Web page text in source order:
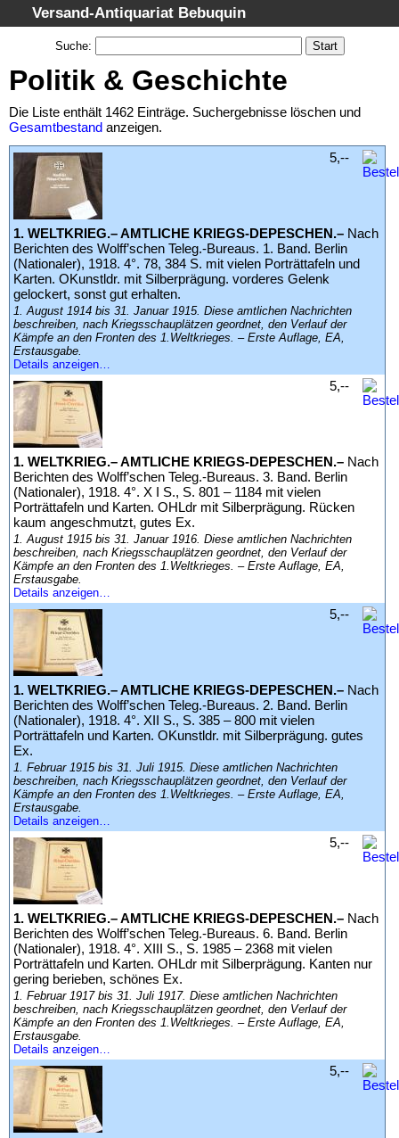
Versand-Antiquariat Bebuquin
Startseite
Suche
Schlagwörter
Suchergebnisse
Warenkorb
AGB
Widerruf
Datenschutz
Impressum
Suche:
Politik & Geschichte
Die Liste enthält 1462 Einträge. Suchergebnisse löschen und
Gesamtbestand anzeigen.
1. WELTKRIEG.– AMTLICHE KRIEGS-DEPESCHEN.– Nach
Berichten des Wolff’schen Teleg.-Bureaus. 1. Band. Berlin
(Nationaler), 1918. 4°. 78, 384 S. mit vielen Porträttafeln und
Karten. OKunstldr. mit Silberprägung. vorderes Gelenk
gelockert, sonst gut erhalten.
1. August 1914 bis 31. Januar 1915. Diese amtlichen Nachrichten
beschreiben, nach Kriegsschauplätzen geordnet, den Verlauf der
Kämpfe an den Fronten des 1.Weltkrieges. – Erste Auflage, EA,
Erstausgabe.
Details anzeigen…
5,--
1. WELTKRIEG.– AMTLICHE KRIEGS-DEPESCHEN.– Nach
Berichten des Wolff’schen Teleg.-Bureaus. 3. Band. Berlin
(Nationaler), 1918. 4°. X I S., S. 801 – 1184 mit vielen
Porträttafeln und Karten. OHLdr mit Silberprägung. Rücken
kaum angeschmutzt, gutes Ex.
1. August 1915 bis 31. Januar 1916. Diese amtlichen Nachrichten
beschreiben, nach Kriegsschauplätzen geordnet, den Verlauf der
Kämpfe an den Fronten des 1.Weltkrieges. – Erste Auflage, EA,
Erstausgabe.
Details anzeigen…
5,--
1. WELTKRIEG.– AMTLICHE KRIEGS-DEPESCHEN.– Nach
Berichten des Wolff’schen Teleg.-Bureaus. 2. Band. Berlin
(Nationaler), 1918. 4°. XII S., S. 385 – 800 mit vielen
Porträttafeln und Karten. OKunstldr. mit Silberprägung. gutes
Ex.
1. Februar 1915 bis 31. Juli 1915. Diese amtlichen Nachrichten
beschreiben, nach Kriegsschauplätzen geordnet, den Verlauf der
Kämpfe an den Fronten des 1.Weltkrieges. – Erste Auflage, EA,
Erstausgabe.
Details anzeigen…
5,--
1. WELTKRIEG.– AMTLICHE KRIEGS-DEPESCHEN.– Nach
Berichten des Wolff’schen Teleg.-Bureaus. 6. Band. Berlin
(Nationaler), 1918. 4°. XIII S., S. 1985 – 2368 mit vielen
Porträttafeln und Karten. OHLdr mit Silberprägung. Kanten nur
gering berieben, schönes Ex.
1. Februar 1917 bis 31. Juli 1917. Diese amtlichen Nachrichten
beschreiben, nach Kriegsschauplätzen geordnet, den Verlauf der
Kämpfe an den Fronten des 1.Weltkrieges. – Erste Auflage, EA,
Erstausgabe.
Details anzeigen…
5,--
5,--